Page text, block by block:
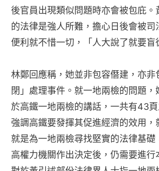
後官員出現類似問題時亦會被包庇
的法律是強人所難，擔心日後會被
便利就不惜一切，「人大說了就要盲
林鄭回應稱，她並非包容僭建，亦
閉」處理事件。就一地兩檢的問題
於高鐵一地兩檢的講話，一共有43
強調高鐵要發揮其促進經濟的效用
就是為一地兩檢尋找堅實的法律基
高權力機關作出決定後，仍需要進